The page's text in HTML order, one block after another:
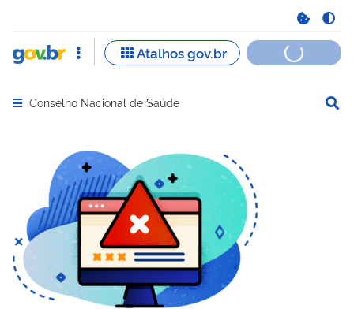
Abrir menu principal de navegação
Conselho Nacional de Saúde